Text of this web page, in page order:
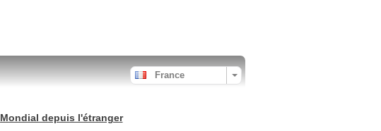
France
Mondial depuis l'étranger